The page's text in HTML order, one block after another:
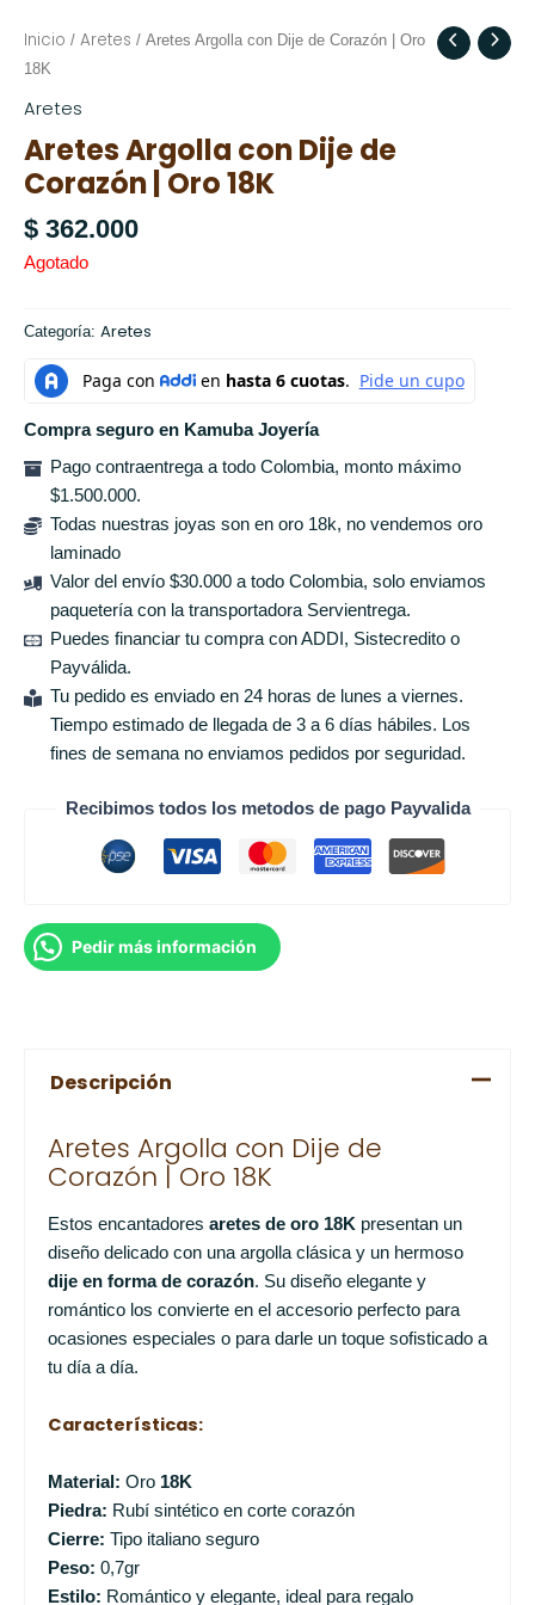
Inicio / Aretes / Aretes Argolla con Dije de Corazón | Oro
18K
Aretes
Aretes Argolla con Dije de
Corazón | Oro 18K
$ 362.000
Agotado
Categoría: Aretes
Compra seguro en Kamuba Joyería
Pago contraentrega a todo Colombia, monto máximo
$1.500.000.
Todas nuestras joyas son en oro 18k, no vendemos oro
laminado
Valor del envío $30.000 a todo Colombia, solo enviamos
paquetería con la transportadora Servientrega.
Puedes financiar tu compra con ADDI, Sistecredito o
Payválida.
Tu pedido es enviado en 24 horas de lunes a viernes.
Tiempo estimado de llegada de 3 a 6 días hábiles. Los
fines de semana no enviamos pedidos por seguridad.
Recibimos todos los metodos de pago Payvalida
Pedir más información
Descripción
Aretes Argolla con Dije de
Corazón | Oro 18K
Estos encantadores aretes de oro 18Kpresentan un
diseño delicado con una argolla clásica y un hermoso
dije en forma de corazón. Su diseño elegante y
romántico los convierte en el accesorio perfecto para
ocasiones especiales o para darle un toque sofisticado a
tu día a día.
Características:
Material: Oro 18K
Piedra: Rubí sintético en corte corazón
Cierre: Tipo italiano seguro
Peso: 0,7gr
Estilo: Romántico y elegante, ideal para regalo